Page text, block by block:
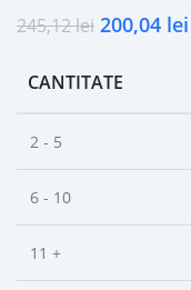
245,12lei 200,04 lei
CANTITATE
2 - 5
6 - 10
11 +